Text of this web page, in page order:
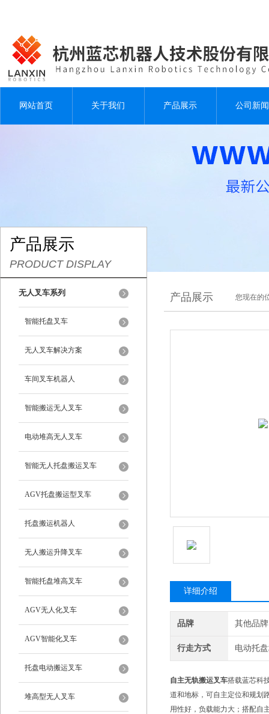
网站首页 关于我们 产品展示 公司新闻
产品展示
PRODUCT DISPLAY
无人叉车系列
智能托盘叉车
无人叉车解决方案
车间叉车机器人
智能搬运无人叉车
电动堆高无人叉车
智能无人托盘搬运叉车
AGV托盘搬运型叉车
托盘搬运机器人
无人搬运升降叉车
智能托盘堆高叉车
AGV无人化叉车
AGV智能化叉车
托盘电动搬运叉车
堆高型无人叉车
产品展示 您现在的
详细介绍
品牌 其他品牌
行走方式 电动托
自主无轨搬运叉车搭载蓝芯科
道和地标，可自主定位和规划
用性好，负载能力大；搭配自